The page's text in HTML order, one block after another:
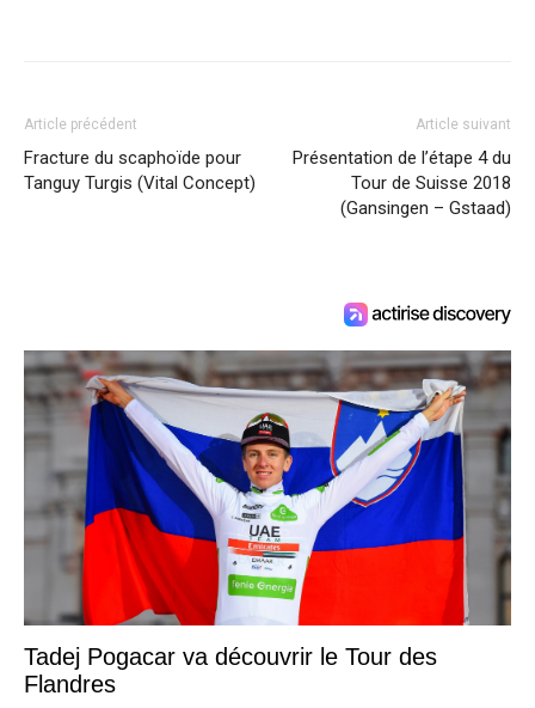
Article précédent
Fracture du scaphoïde pour
Tanguy Turgis (Vital Concept)
Article suivant
Présentation de l’étape 4 du
Tour de Suisse 2018
(Gansingen – Gstaad)
Tadej Pogacar va découvrir le Tour des
Flandres